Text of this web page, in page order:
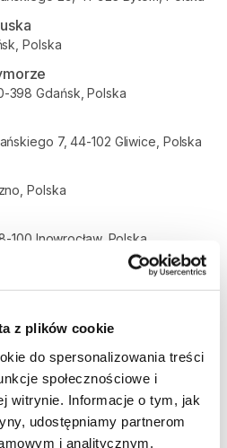
z plików cookie
do spersonalizowania treści
społecznościowe i
witrynie. Informacje o tym, jak
udostępniamy partnerom
i analitycznym.
Polska
398 Gdańsk, Polska
7, 44-102 Gliwice, Polska
Polska
100 Inowrocław, Polska
Jelenia Góra, Polska
Polska
Stawy
Polska
30, 40-878 Katowice,